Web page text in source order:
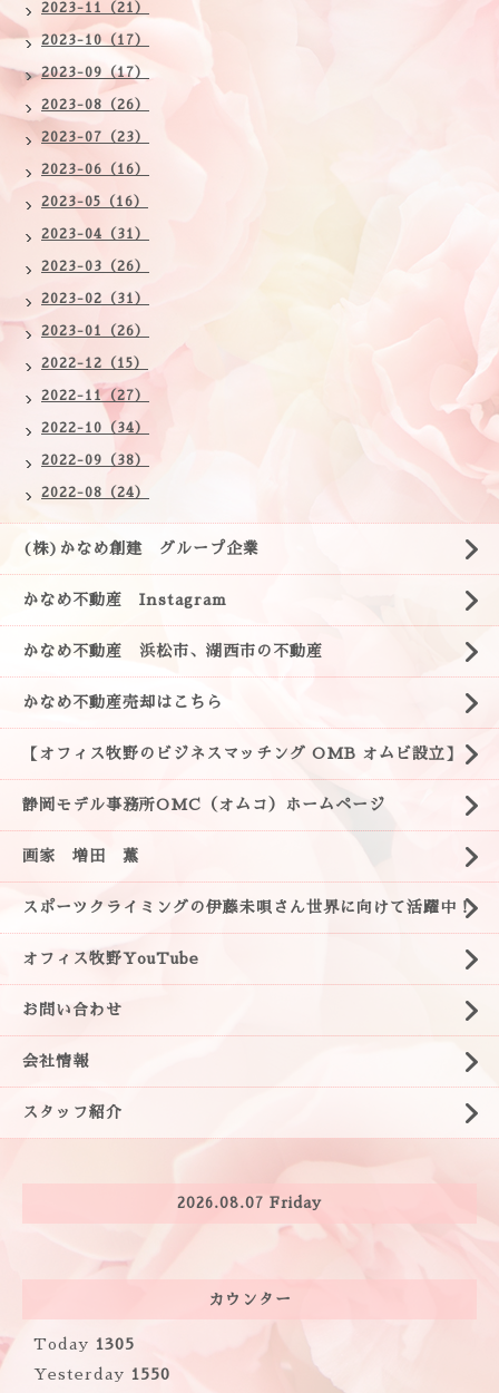
2023-11（21）
2023-10（17）
2023-09（17）
2023-08（26）
2023-07（23）
2023-06（16）
2023-05（16）
2023-04（31）
2023-03（26）
2023-02（31）
2023-01（26）
2022-12（15）
2022-11（27）
2022-10（34）
2022-09（38）
2022-08（24）
(株)かなめ創建 グループ企業
かなめ不動産 Instagram
かなめ不動産 浜松市、湖西市の不動産
かなめ不動産売却はこちら
【オフィス牧野のビジネスマッチング OMB オムビ設立】
静岡モデル事務所OMC（オムコ）ホームページ
画家 増田 薫
スポーツクライミングの伊藤未唄さん世界に向けて活躍中！
オフィス牧野YouTube
お問い合わせ
会社情報
スタッフ紹介
2026.08.07 Friday
カウンター
Today 1305
Yesterday 1550